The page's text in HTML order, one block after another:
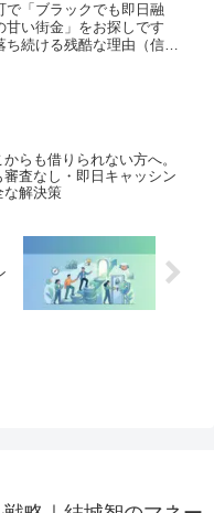
で「ブラックでも即日融
甘い街金」をお探しです
ち続ける残酷な理由（信用
料相談窓口をご案内しま
らも借りられない方へ。
審査なし・即日キャッシン
な解決策